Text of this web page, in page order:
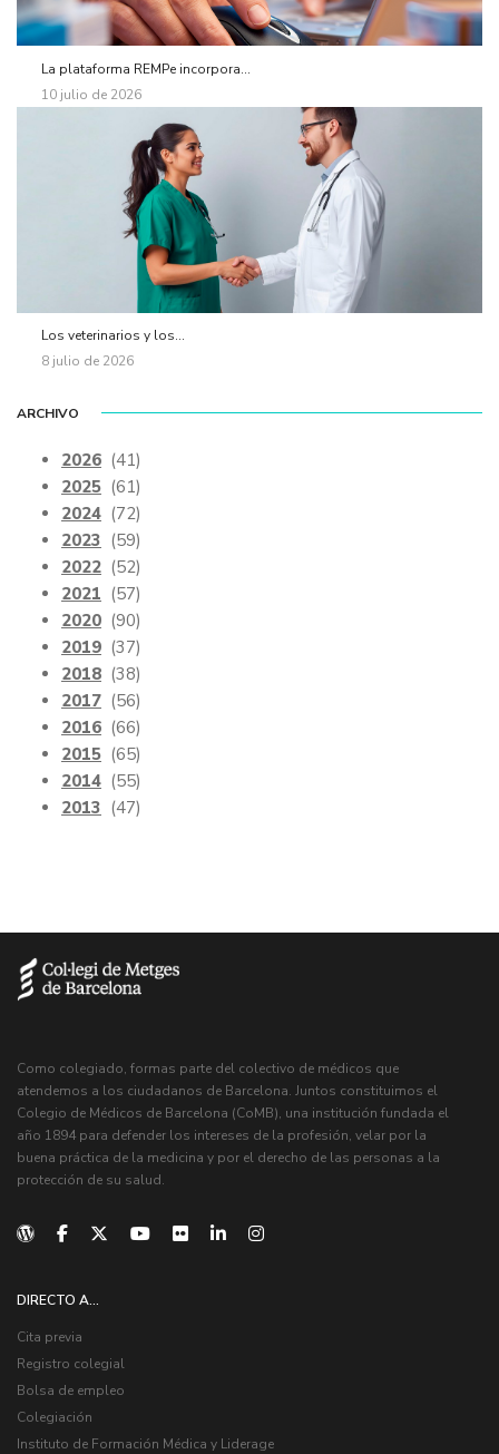
La plataforma REMPe incorpora...
10 julio de 2026
Los veterinarios y los...
8 julio de 2026
ARCHIVO
2026 (41)
2025 (61)
2024 (72)
2023 (59)
2022 (52)
2021 (57)
2020 (90)
2019 (37)
2018 (38)
2017 (56)
2016 (66)
2015 (65)
2014 (55)
2013 (47)
Como colegiado, formas parte del colectivo de médicos que
atendemos a los ciudadanos de Barcelona. Juntos constituimos el
Colegio de Médicos de Barcelona (CoMB), una institución fundada el
año 1894 para defender los intereses de la profesión, velar por la
buena práctica de la medicina y por el derecho de las personas a la
protección de su salud.
DIRECTO A...
Cita previa
Registro colegial
Bolsa de empleo
Colegiación
Instituto de Formación Médica y Liderage